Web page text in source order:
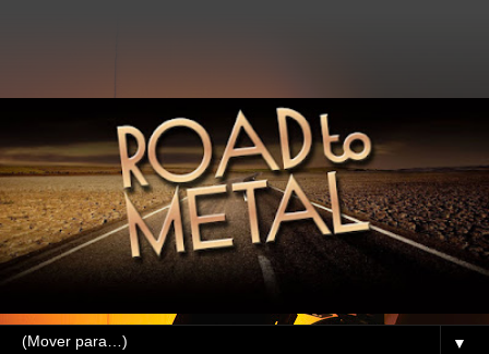
▼